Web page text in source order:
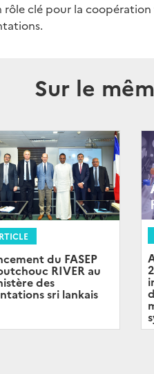
rôle clé pour la
Sur le
du FASEP
RIVER au
des
sri lankais